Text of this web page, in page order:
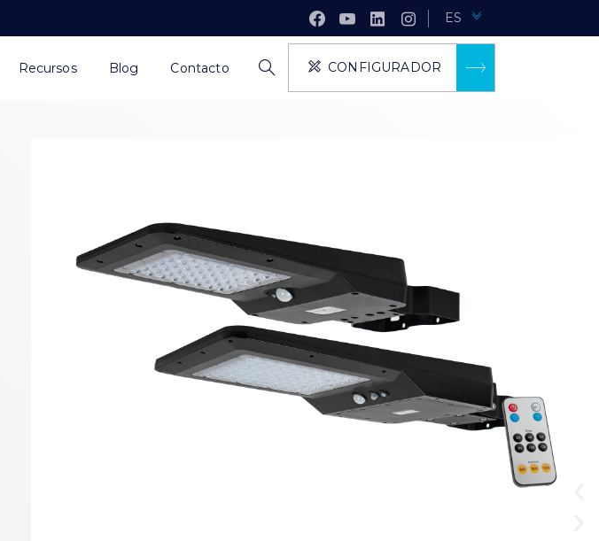
ES
Recursos Blog Contacto CONFIGURADOR